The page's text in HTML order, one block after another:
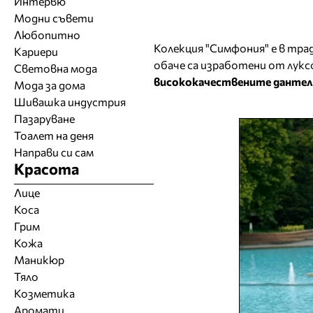
Колекция "Симфония" е в
обаче са изработени от
висококачествените
Модни съвети
Любопитно
Кариери
Световна мода
Мода за дома
Шивашка индустрия
Пазаруване
Тоалет на деня
Направи си сам
Красота
Лице
Коса
Грим
Кожа
Маникюр
Тяло
Козметика
Аромати